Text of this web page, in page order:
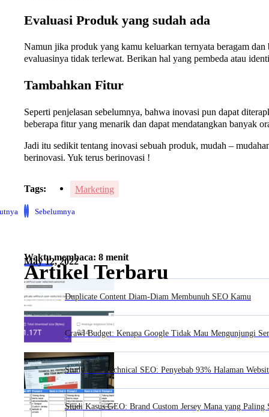
May 12, 2022
Waktu membaca: 8 menit
Artikel Terbaru
Duplicate Content Diam-Diam Membunuh SEO Kamu
Crawl Budget: Kenapa Google Tidak Mau Mengunjungi
Study Case Technical SEO: Penyebab 93% Halaman
Studi Kasus GEO: Brand Custom Jersey Mana yang
Evaluasi Produk yang sudah ada
Namun jika produk yang kamu keluarkan ternyata beragam
evaluasinya tidak terlewat. Berikan hal yang pembeda atau
Tambahkan Fitur
Seperti penjelasan sebelumnya, bahwa inovasi pun dapat
beberapa fitur yang menarik dan dapat mendatangkan banyak
Jadi itu sedikit tentang inovasi sebuah produk, mudah –
berinovasi. Yuk terus berinovasi !
Tags: Marketing
Sebelumnya